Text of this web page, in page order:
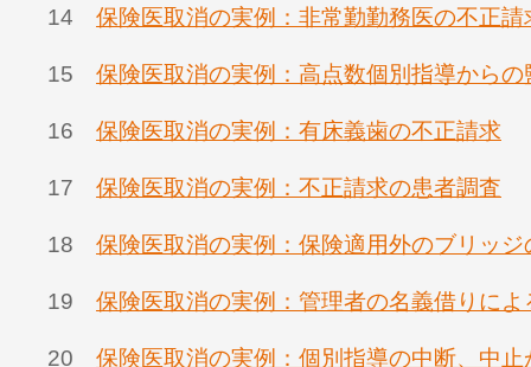
14 保険医取消の実例：非常勤勤務医の不正請
15 保険医取消の実例：高点数個別指導から
16 保険医取消の実例：有床義歯の不正請求
17 保険医取消の実例：不正請求の患者調査
18 保険医取消の実例：保険適用外のブリッジ
19 保険医取消の実例：管理者の名義借りによ
20 保険医取消の実例：個別指導の中断、中止